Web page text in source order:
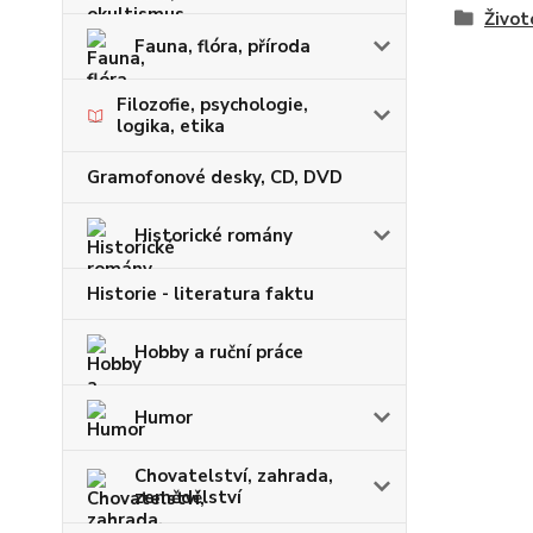
Fauna, flóra, příroda
Filozofie, psychologie,
logika, etika
Gramofonové desky, CD, DVD
Historické romány
Historie - literatura faktu
Hobby a ruční práce
Humor
Chovatelství, zahrada,
zemědělství